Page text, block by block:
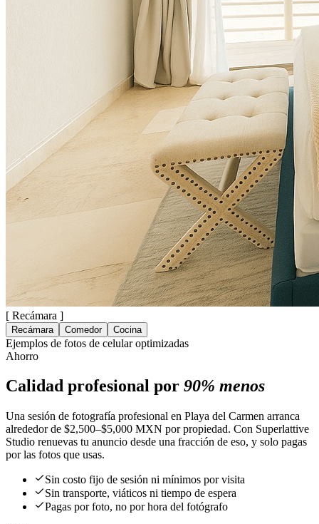
[ Recámara ]
Recámara Comedor Cocina
Ejemplos de fotos de celular optimizadas
Ahorro
Calidad profesional por 90% menos
Una sesión de fotografía profesional en Playa del Carmen arranca
alrededor de $2,500–$5,000 MXN por propiedad. Con Superlattive
Studio renuevas tu anuncio desde una fracción de eso, y solo pagas
por las fotos que usas.
Sin costo fijo de sesión ni mínimos por visita
Sin transporte, viáticos ni tiempo de espera
Pagas por foto, no por hora del fotógrafo